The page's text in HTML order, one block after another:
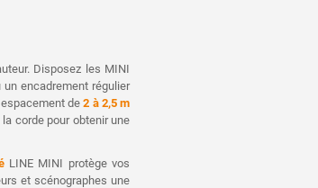
Disposez les MINI
encadrement régulier
espacement de2 à 2,5 m
corde pour obtenir une
LINE MINI protège vos
et scénographes une